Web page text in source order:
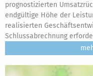
prognostizierten
endgültige Höhe der
realisierten
Schlussabrechnung